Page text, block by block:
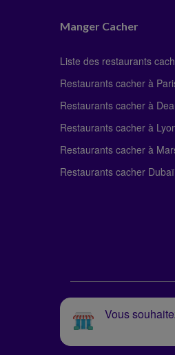
Manger Cacher
Liste des restaurants
Restaurants cacher à
Restaurants cacher à
Restaurants cacher à
Restaurants cacher à
Restaurants cacher Dubaï
Vous